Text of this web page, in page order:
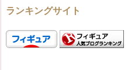
ランキングサイト